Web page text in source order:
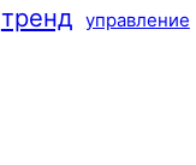
тренд управление